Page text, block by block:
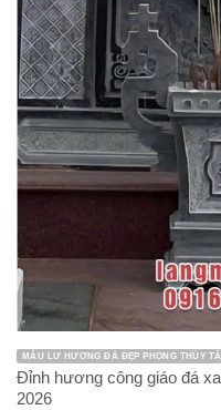
MẪU LƯ HƯƠNG ĐÁ ĐẸP PHONG THỦY
Đỉnh hương công giáo đá
2026